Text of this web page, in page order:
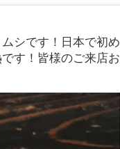
シです！日本で初め
す！皆様のご来店お